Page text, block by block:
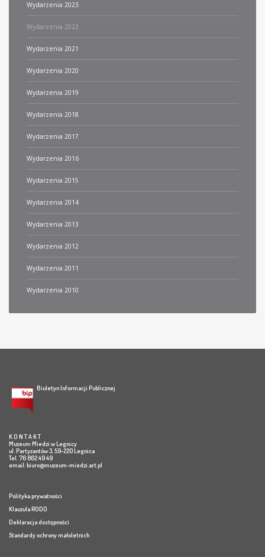
Wydarzenia 2023
Wydarzenia 2022
Wydarzenia 2021
Wydarzenia 2020
Wydarzenia 2019
Wydarzenia 2018
Wydarzenia 2017
Wydarzenia 2016
Wydarzenia 2015
Wydarzenia 2014
Wydarzenia 2013
Wydarzenia 2012
Wydarzenia 2011
Wydarzenia 2010
Biuletyn Informacji Publicznej
K O N T A K T
Muzeum Miedzi w Legnicy
ul. Partyzantów 3, 59-220 Legnica
Tel. 76 862 49 49
email:biuro@muzeum-miedzi.art.pl
Polityka prywatności
Klauzula RODO
Deklaracja dostępności
Standardy ochrony małoletnich